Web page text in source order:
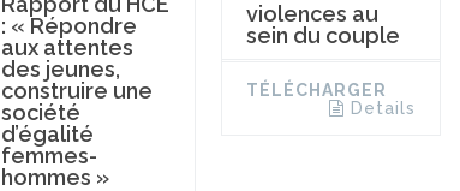
: « Répondre
aux attentes
des jeunes,
construire une
société
d’égalité
femmes-
hommes »
violences au
sein du couple
TÉLÉCHARGER
Details